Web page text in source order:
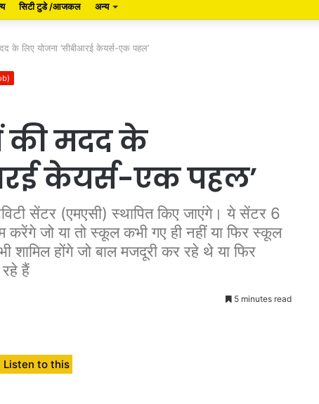
सिटी टुडे /आजकल अन्य
के लिए योजना ’सीबीआरई केयर्स-एक पहल’
की मदद के
केयर्स-एक पहल’
सेंटर (एमएसी) स्थापित किए जाएंगे। ये सेंटर 6
करेंगे जो या तो स्कूल कभी गए ही नहीं या फिर स्कूल
शामिल होंगे जो बाल मजदूरी कर रहे थे या फिर
हैं
5 minutes read
Listen to this